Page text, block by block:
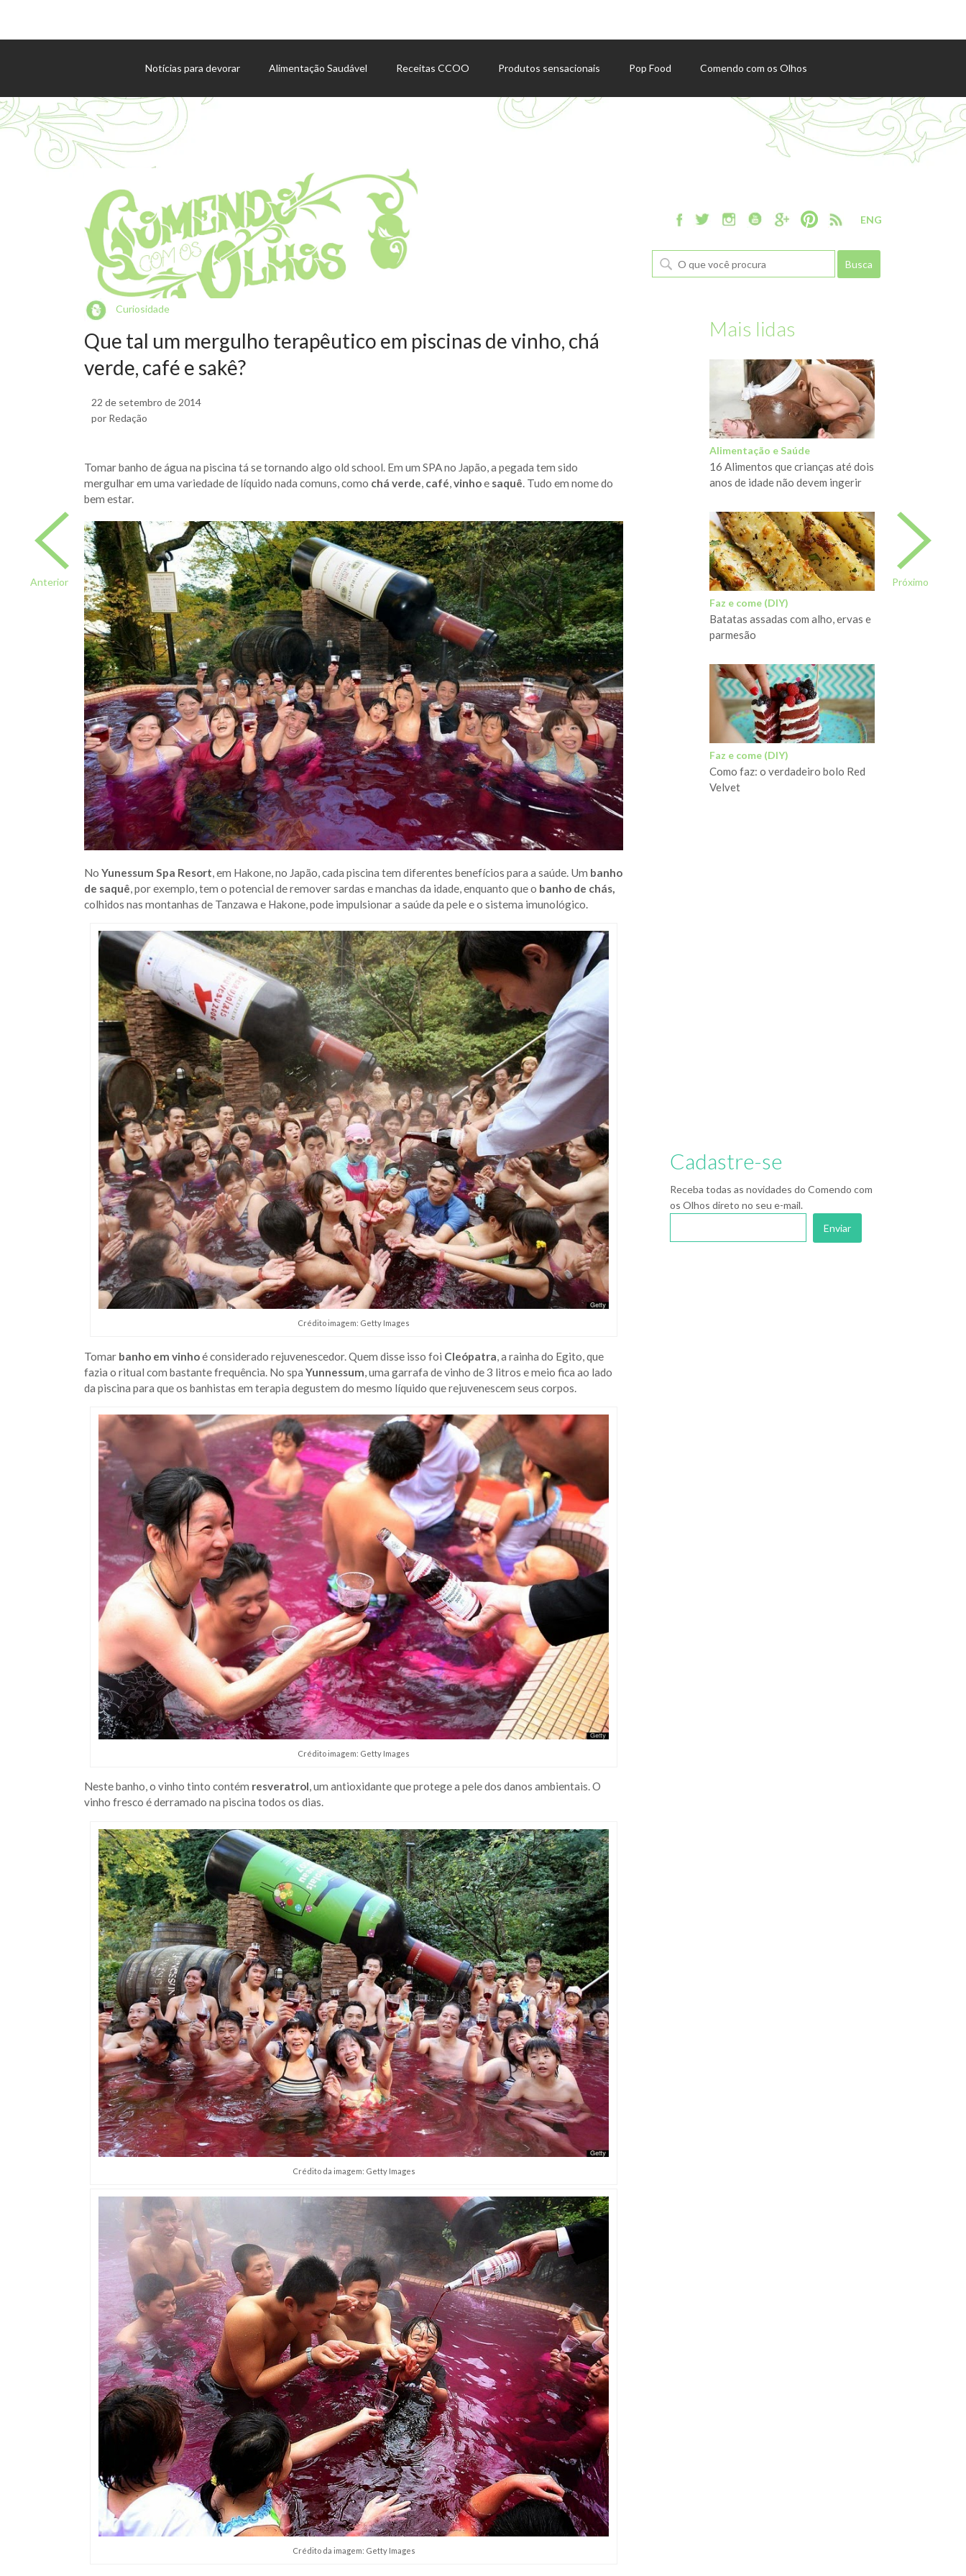
Notícias para devorar Alimentação Saudável Receitas CCOO Produtos sensacionais Pop Food Comendo com os Olhos
Agenda de eventos
ENG
Anterior Próximo
Curiosidade
Que tal um mergulho terapêutico em piscinas de vinho, chá
verde, café e sakê?
22 de setembro de 2014
por Redação
Tomar banho de água na piscina tá se tornando algo old school. Em um SPA no Japão, a pegada tem sido
mergulhar em uma variedade de líquido nada comuns, como chá verde café vinhoe saquê . Tudo em nome do
bem estar.
No Yunessum Spa Resort, em Hakone, no Japão, cada piscina tem diferentes benefícios para a saúde. Um banho
de saquê, por exemplo, tem o potencial de remover sardas e manchas da idade, enquanto que o banho de chás,
colhidos nas montanhas de Tanzawa e Hakone, pode impulsionar a saúde da pele e o sistema imunológico.
Crédito imagem: Getty Images
Tomar banho em vinhoé considerado rejuvenescedor. Quem disse isso foi Cleópatra , a rainha do Egito, que
fazia o ritual com bastante frequência. No spa Yunnessum , uma garrafa de vinho de 3 litros e meio fica ao lado
da piscina para que os banhistas em terapia degustem do mesmo líquido que rejuvenescem seus corpos.
Crédito imagem: Getty Images
Neste banho, o vinho tinto contém resveratrol, um antioxidante que protege a pele dos danos ambientais. O
vinho fresco é derramado na piscina todos os dias.
Crédito da imagem: Getty Images
Crédito da imagem: Getty Images
Mais lidas
Alimentação e Saúde
16 Alimentos que crianças até dois
anos de idade não devem ingerir
Faz e come (DIY)
Batatas assadas com alho, ervas e
parmesão
Faz e come (DIY)
Como faz: o verdadeiro bolo Red
Velvet
Cadastre-se
Receba todas as novidades do Comendo com
os Olhos direto no seu e-mail.